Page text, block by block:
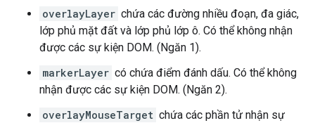
overlayLayer chứa các đường nhiều đoạn, đa giác,
lớp phủ mặt đất và lớp phủ lớp ô. Có thể không nhận
được các sự kiện DOM. (Ngăn 1).
markerLayer có chứa điểm đánh dấu. Có thể không
nhận được các sự kiện DOM. (Ngăn 2).
overlayMouseTarget chứa các phần tử nhận sự